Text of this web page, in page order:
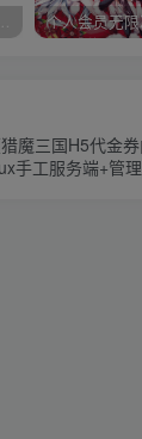
【新手教程】新手三分钟入门AI全自动搭建 个人会员无
魔三国H5代金
手工服务端+管